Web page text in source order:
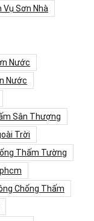
Vụ Sơn Nhà
Nước
Nước
Sân Thượng
Trời
Thấm Tường
Chống Thấm